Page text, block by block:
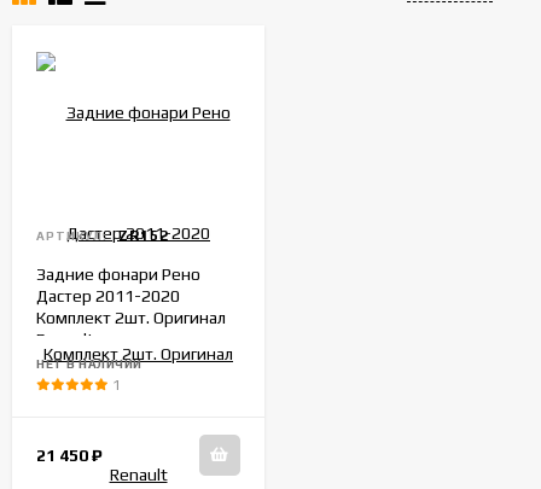
АРТИКУЛ: ZR152
Задние фонари Рено
Дастер 2011-2020
Комплект 2шт. Оригинал
Renault
НЕТ В НАЛИЧИИ
1
21 450₽